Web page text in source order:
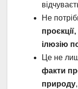
Не
ілюзію
Це не
факти
природу